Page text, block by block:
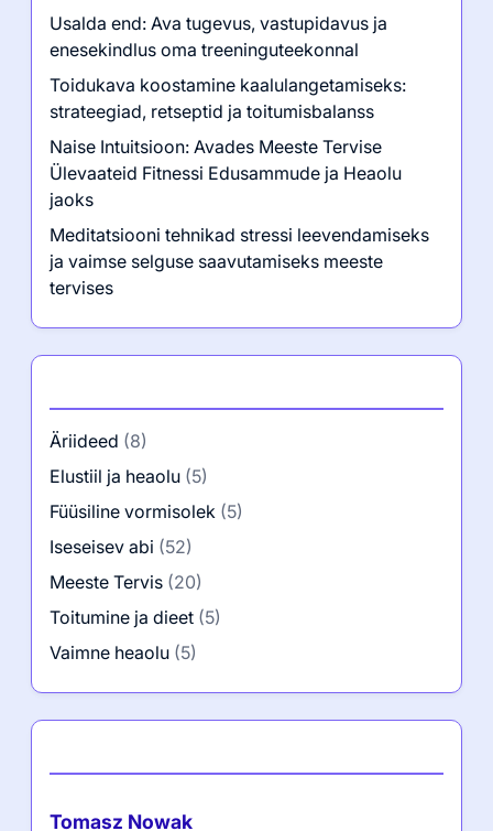
Usalda end: Ava tugevus, vastupidavus ja
enesekindlus oma treeninguteekonnal
Toidukava koostamine kaalulangetamiseks:
strateegiad, retseptid ja toitumisbalanss
Naise Intuitsioon: Avades Meeste Tervise
Ülevaateid Fitnessi Edusammude ja Heaolu
jaoks
Meditatsiooni tehnikad stressi leevendamiseks
ja vaimse selguse saavutamiseks meeste
tervises
Äriideed (8)
Elustiil ja heaolu (5)
Füüsiline vormisolek (5)
Iseseisev abi (52)
Meeste Tervis (20)
Toitumine ja dieet (5)
Vaimne heaolu (5)
Tomasz Nowak